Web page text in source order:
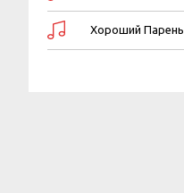
Хороший Парень